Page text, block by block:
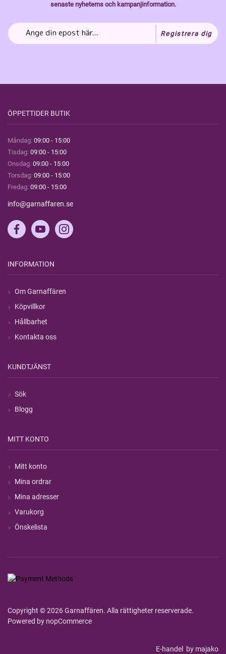
senaste nyheterns och kampanjinformation.
Registrera dig
ÖPPETTIDER BUTIK
Måndag: 09:00 - 15:00
Tisdag: 09:00 - 15:00
Onsdag: 09:00 - 15:00
Torsdag: 09:00 - 15:00
Fredag: 09:00 - 15:00
info@garnaffaren.se
INFORMATION
Om Garnaffären
Köpvillkor
Hållbarhet
Kontakta oss
KUNDTJÄNST
Sök
Blogg
MITT KONTO
Mitt konto
Mina ordrar
Mina adresser
Varukorg
Önskelista
Copyright © 2026 Garnaffären. Alla rättigheter reserverade.
Powered by nopCommerce
E-handel by majako